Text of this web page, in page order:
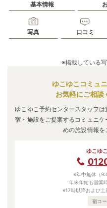
基本情報
写真 口コミ
※掲載している
ゆこゆこコミュ
お気軽にご相談
ゆこゆこ予約センタースタッフ
宿・施設をご提案するコミュニ
めの施設情報を
ゆこゆ
※年中無休（
年末年始も営業
※17時以降および土
宿コ